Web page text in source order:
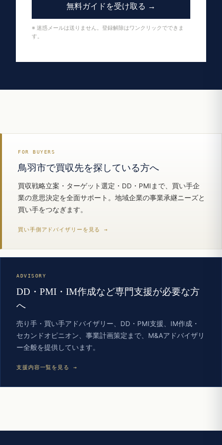
無料ガイドを受け取る →
※ 迷惑メールは送りません。登録解除はワンクリックでできま
す。
FOR BUYERS
鳥羽市で買収先を探している方へ
買収戦略立案・ターゲット選定・DD・PMIまで、買い手企
業の意思決定を全面サポート。地域企業の事業承継ニーズと
買い手をつなぎます。
買い手側アドバイザリーを見る →
ADVISORY
DD・PMI・IM作成など専門支援が必要な方
へ
売り手・買い手アドバイザリー、DD・PMI支援、IM作成・
セカンドオピニオン、事業計画策定まで、M&Aアドバイザリ
ー全般を提供しています。
支援内容一覧を見る →